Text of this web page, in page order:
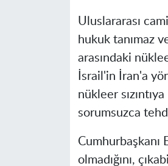
Uluslararası
hukuk tanımaz
arasındaki
İsrail'in İran'a
nükleer
sorumsuzca
olmadığını,